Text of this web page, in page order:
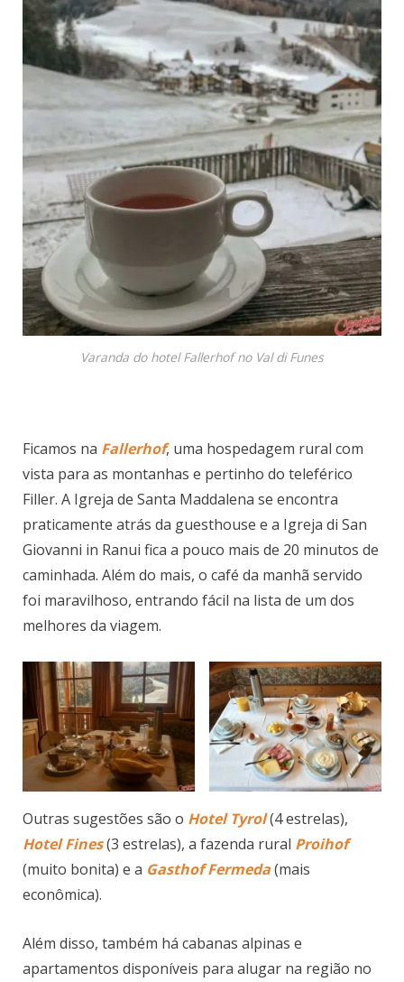
Varanda do hotel Fallerhof no Val di Funes
Ficamos na Fallerhof, uma hospedagem rural com
vista para as montanhas e pertinho do teleférico
Filler. A Igreja de Santa Maddalena se encontra
praticamente atrás da guesthouse e a Igreja di San
Giovanni in Ranui fica a pouco mais de 20 minutos de
caminhada. Além do mais, o café da manhã servido
foi maravilhoso, entrando fácil na lista de um dos
melhores da viagem.
Outras sugestões são o Hotel Tyrol(4 estrelas),
Hotel Fines(3 estrelas), a fazenda rural Proihof
(muito bonita) e a Gasthof Fermeda(mais
econômica).
Além disso, também há cabanas alpinas e
apartamentos disponíveis para alugar na região no